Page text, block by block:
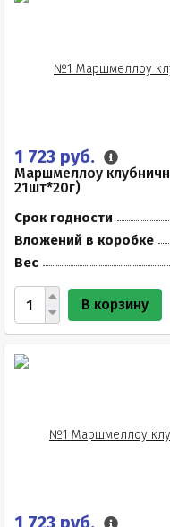
1 723 руб.
Маршмеллоу
21шт*20г)
Срок годности
Вложений в коробке
Вес
В корзину
1 723 руб.